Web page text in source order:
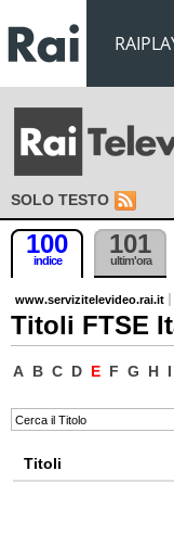
SOLO TESTO
100
indice
101
ultim'ora
www.servizitelevideo.rai.it
Titoli FTSE
A B C D E F G H I
Titoli